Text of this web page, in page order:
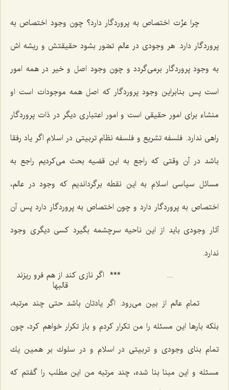
چرا عزّت اختصاص به پروردگار دارد؟ چون وجود اختصاص به
پروردگار دارد. هر وجودی در عالم تصّور بشود حقیقتش و ریشه اش
به وجود پروردگار برمی‌گردد و چون وجود اصل و خیر در همه امور
است پس بنابراین وجود پروردگار كه اصل همه موجودات است او
منشاء برای امور حقیقی است و امور اعتباری دیگر در ذات پروردگار
راهی ندارد. فلسفه تشریع و فلسفه نظام تربیتی در اسلام اگر یاد رفقا
باشد در آن وقتی كه راجع به این قضیه بحث می‌كردیم راجع به
مسائل سیاسی اسلام به این نقطه برگرداندیم كه وجود در عالم،
اختصاص به پروردگار دارد و چون اختصاص به پروردگار دارد پس آن
آثار وجودی باید از این ناحیه سرچشمه بگیرد كسی دیگری وجود
ندارد.
...
*** اگر نازى كند از هم فرو ريزند
قالبها
تمام عالم از بین می‌رود. اگر یادتان باشد حتی چند مرتبه،
بلكه بارها این مسئله را من تكرار كردم و باز تكرار خواهم كرد، چون
تمام بنای وجودی و تربیتی در اسلام و در سلوك بر همین یك
مسئله و این مبنا بنا شده، چند مرتبه من این مطلب را گفتم كه